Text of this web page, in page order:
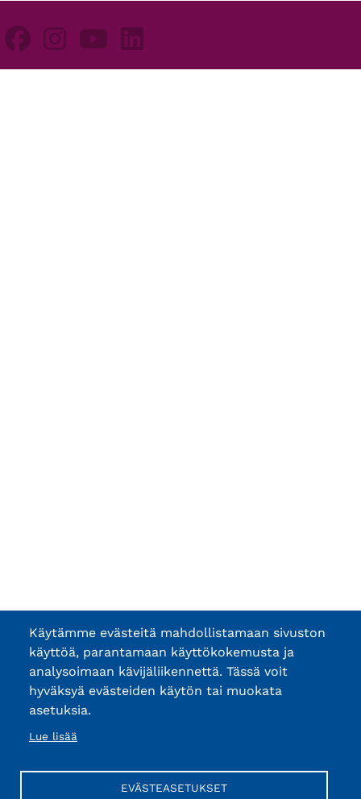
Käytämme evästeitä mahdollistamaan sivuston
käyttöä, parantamaan käyttökokemusta ja
analysoimaan kävijäliikennettä. Tässä voit
hyväksyä evästeiden käytön tai muokata
asetuksia.
Lue lisää
EVÄSTEASETUKSET